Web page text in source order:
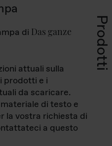
Prodotti
di Das ganze
attuali sulla
prodotti e i
da scaricare.
di testo e
la vostra richiesta di
a questo